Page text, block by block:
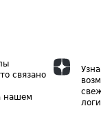
связано
нашем